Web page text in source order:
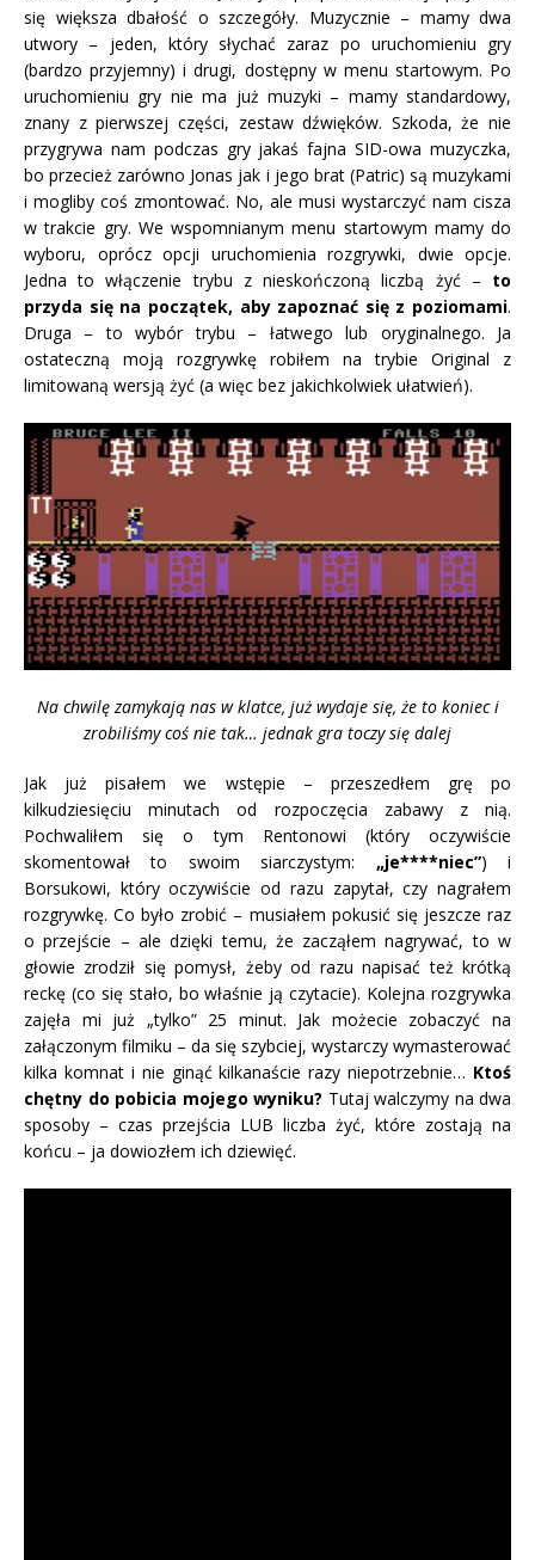
się większa dbałość o szczegóły. Muzycznie – mamy dwa
utwory – jeden, który słychać zaraz po uruchomieniu gry
(bardzo przyjemny) i drugi, dostępny w menu startowym. Po
uruchomieniu gry nie ma już muzyki – mamy standardowy,
znany z pierwszej części, zestaw dźwięków. Szkoda, że nie
przygrywa nam podczas gry jakaś fajna SID-owa muzyczka,
bo przecież zarówno Jonas jak i jego brat (Patric) są muzykami
i mogliby coś zmontować. No, ale musi wystarczyć nam cisza
w trakcie gry. We wspomnianym menu startowym mamy do
wyboru, oprócz opcji uruchomienia rozgrywki, dwie opcje.
Jedna to włączenie trybu z nieskończoną liczbą żyć – to
przyda się na początek, aby zapoznać się z poziomami.
Druga – to wybór trybu – łatwego lub oryginalnego. Ja
ostateczną moją rozgrywkę robiłem na trybie Original z
limitowaną wersją żyć (a więc bez jakichkolwiek ułatwień).
Na chwilę zamykają nas w klatce, już wydaje się, że to koniec i
zrobiliśmy coś nie tak… jednak gra toczy się dalej
Jak już pisałem we wstępie – przeszedłem grę po
kilkudziesięciu minutach od rozpoczęcia zabawy z nią.
Pochwaliłem się o tym Rentonowi (który oczywiście
skomentował to swoim siarczystym: „je****niec”) i
Borsukowi, który oczywiście od razu zapytał, czy nagrałem
rozgrywkę. Co było zrobić – musiałem pokusić się jeszcze raz
o przejście – ale dzięki temu, że zacząłem nagrywać, to w
głowie zrodził się pomysł, żeby od razu napisać też krótką
reckę (co się stało, bo właśnie ją czytacie). Kolejna rozgrywka
zajęła mi już „tylko” 25 minut. Jak możecie zobaczyć na
załączonym filmiku – da się szybciej, wystarczy wymasterować
kilka komnat i nie ginąć kilkanaście razy niepotrzebnie… Ktoś
chętny do pobicia mojego wyniku? Tutaj walczymy na dwa
sposoby – czas przejścia LUB liczba żyć, które zostają na
końcu – ja dowiozłem ich dziewięć.